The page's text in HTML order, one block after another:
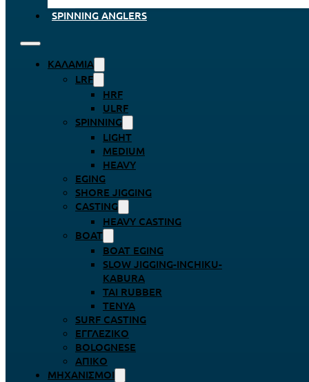
SPINNING ANGLERS
ΚΑΛΆΜΙΑ
LRF
HRF
ULRF
SPINNING
LIGHT
MEDIUM
HEAVY
EGING
SHORE JIGGING
CASTING
HEAVY CASTING
BOAT
BOAT EGING
SLOW JIGGING-INCHIKU-
KABURA
TAI RUBBER
TENYA
SURF CASTING
ΕΓΓΛΈΖΙΚΟ
BOLOGNESE
ΑΠΊΚΟ
ΜΗΧΑΝΙΣΜΟΊ